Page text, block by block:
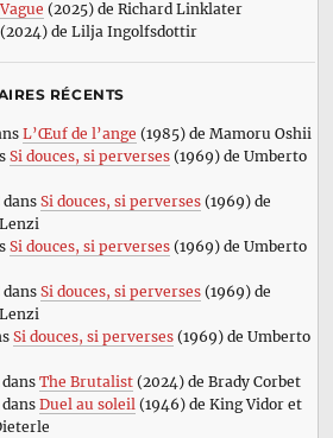
(2025) de Richard Linklater
(2024) de Lilja Ingolfsdottir
RÉCENTS
L’Œuf de l’ange (1985) de Mamoru Oshii
Si douces, si perverses(1969) de Umberto
dans Si douces, si perverses(1969) de
Si douces, si perverses(1969) de Umberto
dans Si douces, si perverses(1969) de
Si douces, si perverses(1969) de Umberto
The Brutalist(2024) de Brady Corbet
Duel au soleil (1946) de King Vidor et